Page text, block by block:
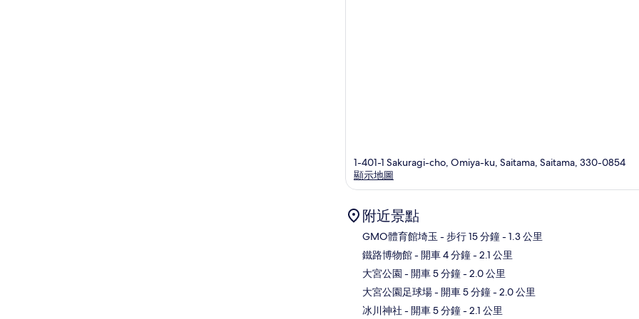
1-401-1 Sakuragi-cho, Omiya-ku, Saitama, Saitama, 330-0854
顯示地圖
附近景點
GMO體育館埼玉 - 步行 15 分鐘- 1.3 公里
鐵路博物館- 開車 4 分鐘- 2.1 公里
大宮公園 - 開車 5 分鐘- 2.0 公里
大宮公園足球場- 開車 5 分鐘- 2.0 公里
冰川神社 - 開車 5 分鐘- 2.1 公里